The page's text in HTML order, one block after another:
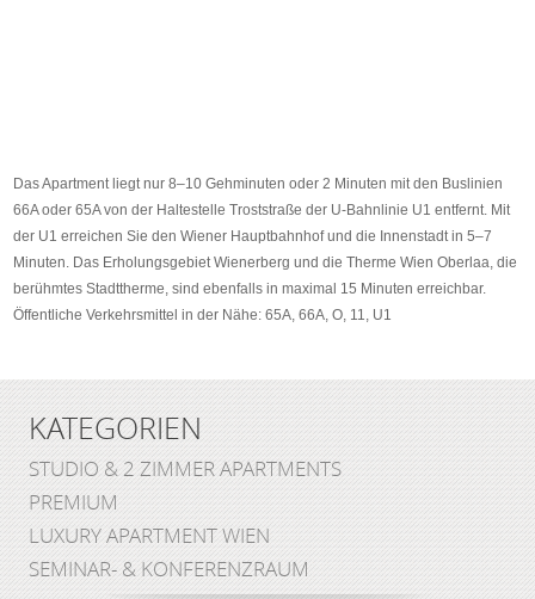
Das Apartment liegt nur 8–10 Gehminuten oder 2 Minuten mit den Buslinien
66A oder 65A von der Haltestelle Troststraße der U-Bahnlinie U1 entfernt. Mit
der U1 erreichen Sie den Wiener Hauptbahnhof und die Innenstadt in 5–7
Minuten. Das Erholungsgebiet Wienerberg und die Therme Wien Oberlaa, die
berühmtes Stadttherme, sind ebenfalls in maximal 15 Minuten erreichbar.
Öffentliche Verkehrsmittel in der Nähe: 65A, 66A, O, 11, U1
KATEGORIEN
STUDIO & 2 ZIMMER APARTMENTS
PREMIUM
LUXURY APARTMENT WIEN
SEMINAR- & KONFERENZRAUM